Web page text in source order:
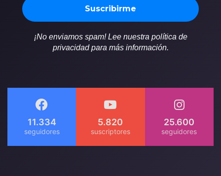
¡No enviamos spam! Lee nuestra política de
privacidad para más información.
11.334 5.820 25.600